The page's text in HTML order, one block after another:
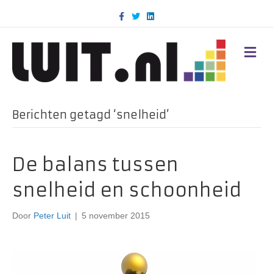
c
k
T
w
i
n
d
M
E
Berichten getagd ‘snelheid’
De balans tussen
snelheid en schoonheid
Door Peter Luit | 5 november 2015